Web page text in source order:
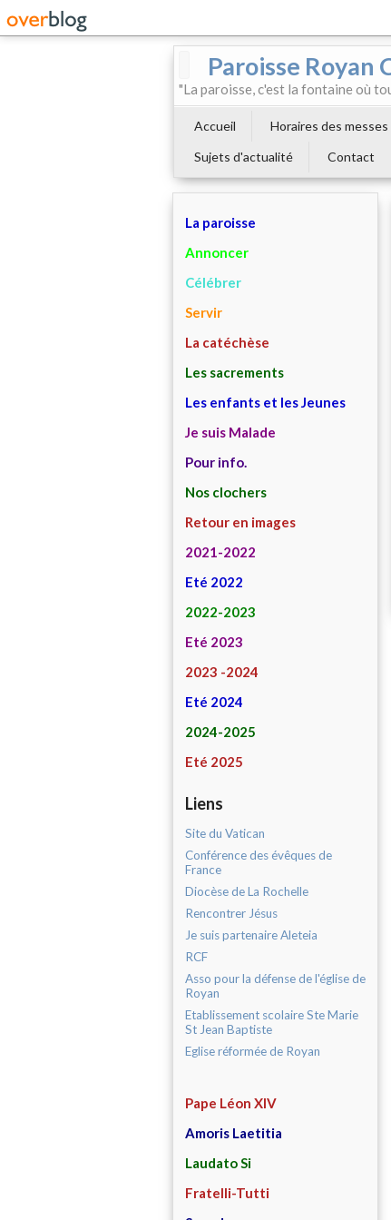
Paroisse Royan
"La paroisse, c'est la fontaine où
Accueil Horaires des messes
Sujets d'actualité
Contact
La paroisse
Annoncer
Célébrer
Servir
La catéchèse
Les sacrements
Les enfants et les Jeunes
Je suis Malade
Pour info.
Nos clochers
Retour en images
2021-2022
Eté 2022
2022-2023
Eté 2023
2023 -2024
Eté 2024
2024-2025
Eté 2025
Liens
Site du Vatican
Conférence des évêques de
France
Diocèse de La Rochelle
Rencontrer Jésus
Je suis partenaire Aleteia
RCF
Asso pour la défense de l'église de
Royan
Etablissement scolaire Ste Marie
St Jean Baptiste
Eglise réformée de Royan
Pape Léon XIV
Amoris Laetitia
Laudato Si
Fratelli-Tutti